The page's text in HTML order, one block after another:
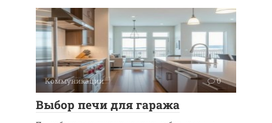
Коммуникации 0
Выбор печи для гаража